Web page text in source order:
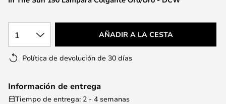
1 AÑADIR A LA CESTA
Política de devolución de 30 días
Información de entrega
Tiempo de entrega: 2 - 4 semanas